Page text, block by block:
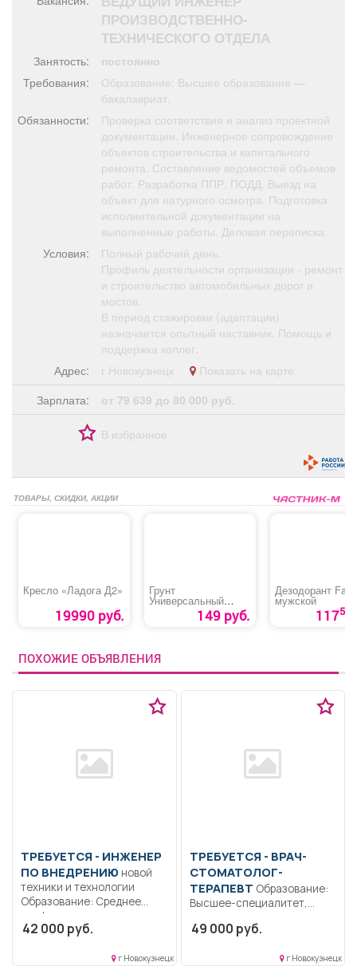
Афиша Обучение
Поздравления
Я - пенсионер
ПРОИЗВОДСТВЕННО-
ТЕХНИЧЕСКОГО ОТДЕЛА
Занятость:
постоянно
Требования:
Образование: Высшее образование —
бакалавриат.
Обязанности:
Проверка соответствия и анализ проектной
документации. Инженерное сопровождение
объектов строительства и капитального
ремонта. Составление ведомостей объемов
работ. Разработка ППР, ПОДД. Выезд на
объект для натурного осмотра. Подготовка
исполнительной документации на
выполненные работы. Деловая переписка.
Условия:
Полный рабочий день.
Профиль деятельности организации - ремонт
и строительство автомобильных дорог и
мостов.
В период стажировки (адаптации)
назначается опытный наставник. Помощь и
поддержка коллег.
Адрес:
г Новокузнецк
Показать на карте
Зарплата:
от 79 639 до 80 000 руб.
В избранное
ТОВАРЫ, СКИДКИ, АКЦИИ
Кресло «Ладога Д2»
19990 руб.
Грунт
Универсальный
«Живая почва»149 руб.
Дезодорант Fax
мужской
11750
ПОХОЖИЕ ОБЪЯВЛЕНИЯ
ТРЕБУЕТСЯ - ИНЖЕНЕР
ПО ВНЕДРЕНИЮ новой
техники и технологии
Образование: Среднее
профессиональное
образование.. Организует
42 000 руб.
г Новокузнецк
ТРЕБУЕТСЯ - ВРАЧ-
СТОМАТОЛОГ-
ТЕРАПЕВТ
Высшее-специалитет,
высшее профессиональное
49 000 руб.
г Новокузнецк